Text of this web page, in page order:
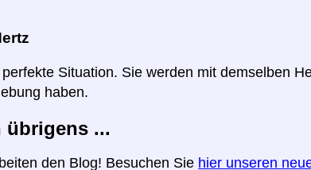
Situation. Sie werden mit demselben
haben.
übrigens ...
den Blog! Besuchen Sie hier unseren